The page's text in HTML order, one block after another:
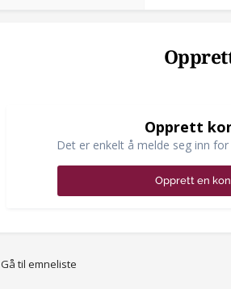
Opprett
Det er enkelt å melde seg inn
Opprett en
Gå til emneliste